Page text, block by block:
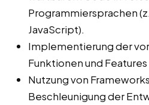
Programmiersprachen
JavaScript).
Implementierung der
Funktionen und
Nutzung von
Beschleunigung der